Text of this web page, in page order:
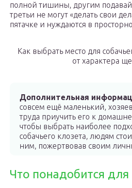
полной тишины, другим
третьи не могут «делать свои
пятачке и нуждаются в
Как выбрать место для
от характера
Дополнительная
совсем ещё маленький,
труда приучить его к
чтобы выбрать наиболее
собачьего клозета, людям
ним, пожертвовав своим
Что понадобится для